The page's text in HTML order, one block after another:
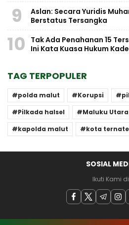
9
Aslan: Secara Yuridis
Berstatus Tersangka
10
Tak Ada Penahanan 15
Ini Kata Kuasa Hukum
TAG TERPOPULER
polda malut Korupsi
Pilkada halsel
Maluku Utara
kapolda malut
kota ternate
SOSIAL
Ikuti Kami di